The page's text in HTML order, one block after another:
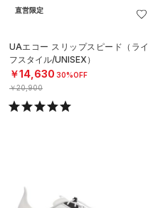
直営限定
UAエコー スリップスピード（ライ
フスタイル/UNISEX）
￥14,630 30%OFF
￥20,900